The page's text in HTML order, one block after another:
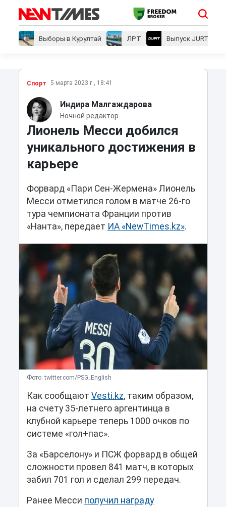
Выборы в Курултай ЛРТ Выпуск JURT
Спорт 5 марта 2023 г., 18:41
Индира Малгаждарова
Ночной редактор
Лионель Месси добился
уникального достижения в
карьере
Форвард «Пари Сен-Жермена» Лионель
Месси отметился голом в матче 26-го
тура чемпионата Франции против
«Нанта», передает ИА «NewTimes.kz».
Фото: twitter.com/PSG_English
Как сообщают Vesti.kz, таким образом,
на счету 35-летнего аргентинца в
клубной карьере теперь 1000 очков по
системе «гол+пас».
За «Барселону» и ПСЖ форвард в общей
сложности провел 841 матч, в которых
забил 701 гол и сделал 299 передач.
Ранее Месси получил награду